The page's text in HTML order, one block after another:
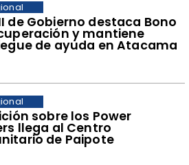
de Gobierno destaca Bono
y mantiene
de ayuda en Atacama
sobre los Power
llega al Centro
de Paipote